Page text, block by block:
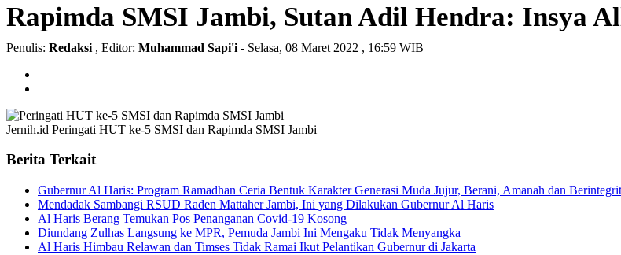
Rapimda SMSI Jambi, Sutan Adil Hendra: Insya
Penulis: Redaksi , Editor: Muhammad Sapi'i - Selasa, 08 Maret 2022 , 16:59 WIB
Jernih.id Peringati HUT ke-5 SMSI dan Rapimda SMSI Jambi
Berita Terkait
Gubernur Al Haris: Program Ramadhan Ceria Bentuk Karakter Generasi Muda Jujur, Berani, Amanah dan
Mendadak Sambangi RSUD Raden Mattaher Jambi, Ini yang Dilakukan Gubernur Al Haris
Al Haris Berang Temukan Pos Penanganan Covid-19 Kosong
Diundang Zulhas Langsung ke MPR, Pemuda Jambi Ini Mengaku Tidak Menyangka
Al Haris Himbau Relawan dan Timses Tidak Ramai Ikut Pelantikan Gubernur di Jakarta